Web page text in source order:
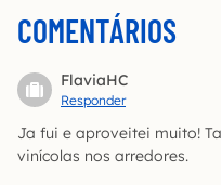
COMENTÁRIOS
FlaviaHC
Responder
Ja fui e aproveitei muito!
vinícolas nos arredores.